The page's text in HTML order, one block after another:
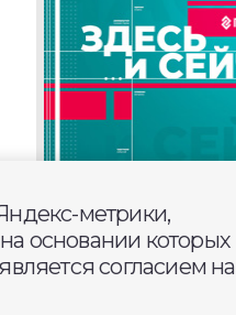
метрики,
основании которых
согласием на